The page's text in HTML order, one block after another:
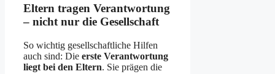
Eltern tragen Verantwortung
– nicht nur die Gesellschaft
So wichtig gesellschaftliche Hilfen
auch sind: Die erste Verantwortung
liegt bei den Eltern. Sie prägen die